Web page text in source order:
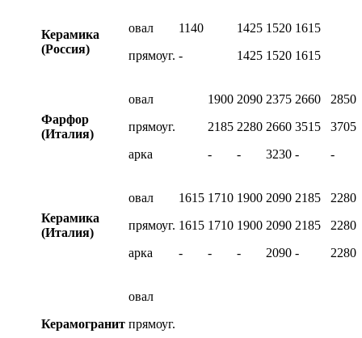
Керамика
(Россия)
овал
прямоуг.
1140
-
1425
1425
1520
1520
1615
1615
Фарфор
(Италия)
овал
прямоуг.
арка
1900
2185
-
2090
2280
-
2375
2660
3230
2660
3515
-
2850
3705
-
Керамика
(Италия)
овал
прямоуг.
арка
1615
1615
-
1710
1710
-
1900
1900
-
2090
2090
2090
2185
2185
-
2280
2280
2280
Керамогранит
овал
прямоуг.